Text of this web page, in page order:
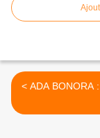
< ADA